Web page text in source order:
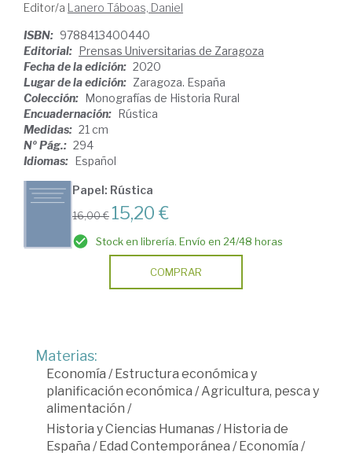
Editor/a Lanero Táboas, Daniel
ISBN: 9788413400440
Editorial: Prensas Universitarias de Zaragoza
Fecha de la edición: 2020
Lugar de la edición: Zaragoza. España
Colección: Monografías de Historia Rural
Encuadernación: Rústica
Medidas: 21 cm
Nº Pág.: 294
Idiomas: Español
Papel: Rústica
16,00 € 15,20 €
Stock en librería. Envío en 24/48 horas
COMPRAR
Materias:
Economía /Estructura económica y
planificación económica /Agricultura, pesca y
alimentación /
Historia y Ciencias Humanas/Historia de
España /Edad Contemporánea /Economía /